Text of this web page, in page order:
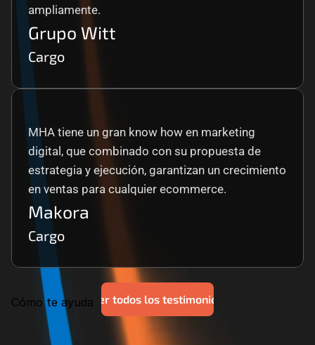
Ver todos los testimonios
ampliamente.
Grupo Witt
Cargo
MHA tiene un gran know how en marketing
digital, que combinado con su propuesta de
estrategia y ejecución, garantizan un crecimiento
en ventas para cualquier ecommerce.
Makora
Cargo
Cómo te ayuda